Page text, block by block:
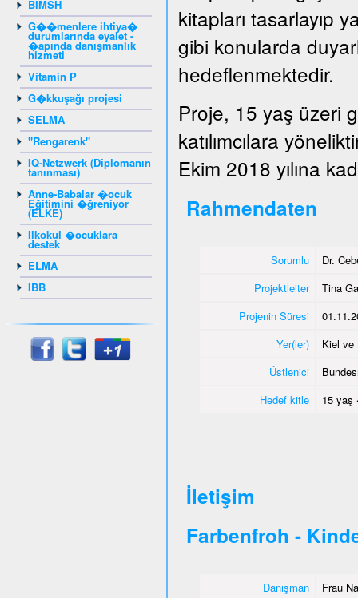
BIMSH
G��menlere ihtiya�
durumlarında eyalet -
�apında danışmanlık
hizmeti
Vitamin P
G�kkuşağı projesi
SELMA
"Rengarenk"
IQ-Netzwerk (Diplomanın
tanınması)
Anne-Babalar �ocuk
Eğitimini �ğreniyor
(ELKE)
Ilkokul �ocuklara
destek
ELMA
IBB
kitapları tasarlayıp
gibi konularda
hedeflenmektedir.
Proje, 15 yaş üzeri
katılımcılara
Ekim 2018 yılına
Rahmendaten
Sorumlu
Dr.
Projektleiter
Tina
Projenin Süresi
Yer(ler)
Kiel
Üstlenici
Hedef kitle
15 yaş
İletişim
Farbenfroh -
Danışman
Frau